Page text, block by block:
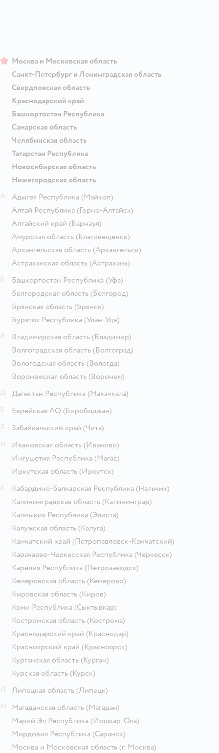
Москва и Московская область
Санкт-Петербург и Ленинградская область
Свердловская область
Краснодарский край
Башкортостан Республика
Самарская область
Челябинская область
Татарстан Республика
Новосибирская область
Нижегородская область
Адыгея Республика (Майкоп)
Алтай Республика (Горно-Алтайск)
Алтайский край (Барнаул)
Амурская область (Благовещенск)
Архангельская область (Архангельск)
Астраханская область (Астрахань)
Башкортостан Республика (Уфа)
Белгородская область (Белгород)
Брянская область (Брянск)
Бурятия Республика (Улан-Удэ)
Владимирская область (Владимир)
Волгоградская область (Волгоград)
Вологодская область (Вологда)
Воронежская область (Воронеж)
Дагестан Республика (Махачкала)
Еврейская АО (Биробиджан)
Забайкальский край (Чита)
Ивановская область (Иваново)
Ингушетия Республика (Магас)
Иркутская область (Иркутск)
Кабардино-Балкарская Республика (Нальчик)
Калининградская область (Калининград)
Калмыкия Республика (Элиста)
Калужская область (Калуга)
Камчатский край (Петропавловск-Камчатский)
Карачаево-Черкесская Республика (Черкесск)
Карелия Республика (Петрозаводск)
Кемеровская область (Кемерово)
Кировская область (Киров)
Коми Республика (Сыктывкар)
Костромская область (Кострома)
Краснодарский край (Краснодар)
Красноярский край (Красноярск)
Курганская область (Курган)
Курская область (Курск)
Липецкая область (Липецк)
Магаданская область (Магадан)
Марий Эл Республика (Йошкар-Ола)
Мордовия Республика (Саранск)
Москва и Московская область (г. Москва)